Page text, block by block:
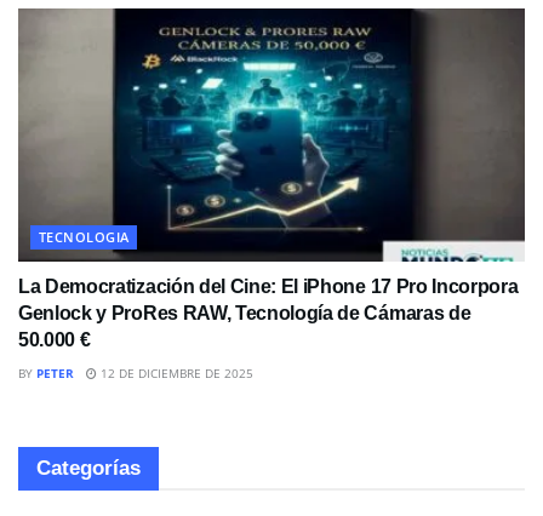
TECNOLOGIA
La Democratización del Cine: El iPhone 17 Pro Incorpora
Genlock y ProRes RAW, Tecnología de Cámaras de
50.000 €
BY PETER 12 DE DICIEMBRE DE 2025
Categorías